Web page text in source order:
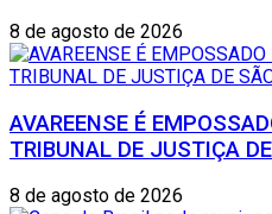
8 de agosto de 2026
AVAREENSE É
TRIBUNAL DE JUSTIÇA
8 de agosto de 2026